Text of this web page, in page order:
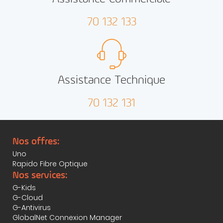
70 132 133
Assistance Technique
70 132 131
Nos offres:
Uno
Rapido Fibre Optique
Nos services:
G-Kids
G-Cloud
G-Antivirus
GlobalNet Connexion Manager